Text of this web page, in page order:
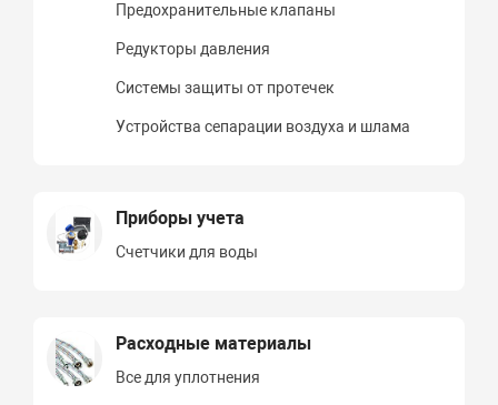
Предохранительные клапаны
Редукторы давления
Системы защиты от протечек
Устройства сепарации воздуха и шлама
Приборы учета
Счетчики для воды
Расходные материалы
Все для уплотнения